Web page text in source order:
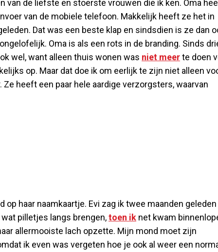
van de liefste en stoerste vrouwen die ik ken. Oma
van de mobiele telefoon. Makkelijk heeft ze het in
Dat was een beste klap en sindsdien is ze dan
Oma is als een rots in de branding. Sinds
wel, want alleen thuis wonen was niet meerte doen
op. Maar dat doe ik om eerlijk te zijn niet alleen
heeft een paar hele aardige verzorgsters, waarvan
op haar naamkaartje. Evi zag ik twee maanden geleden
pilletjes langs brengen,toen ik net kwam
allermooiste lach opzette. Mijn mond moet zijn
ik even was vergeten hoe je ook al weer een